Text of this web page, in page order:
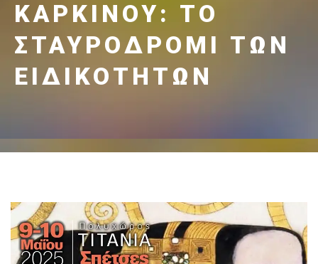
ΚΑΡΚΊΝΟΥ: ΤΟ
ΣΤΑΥΡΟΔΡΌΜΙ ΤΩΝ
ΕΙΔΙΚΟΤΉΤΩΝ